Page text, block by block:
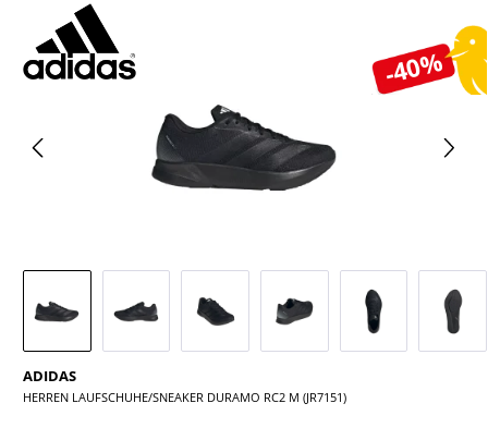
-40%
Bildergalerie überspringen
ADIDAS
HERREN LAUFSCHUHE/SNEAKER DURAMO RC2 M (JR7151)